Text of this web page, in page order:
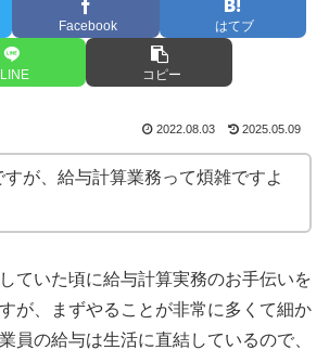
Facebook はてブ
LINE コピー
2022.08.03 2025.05.09
すが、給与計算業務って煩雑ですよ
ていた頃に給与計算実務のお手伝いを
が、まずやることが非常に多くて細か
員の給与は生活に直結しているので、